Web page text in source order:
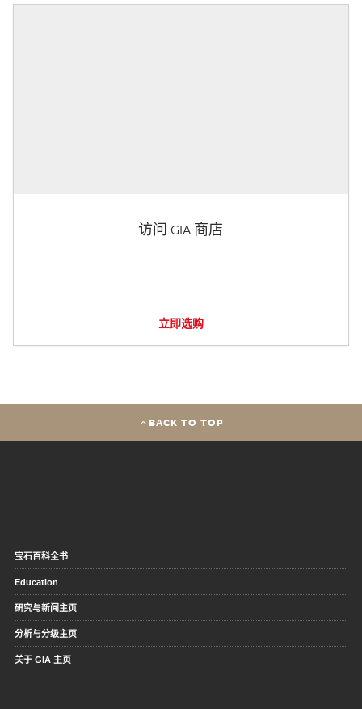
访问 GIA 商店
立即选购
BACK TO TOP
宝石百科全书
Education
研究与新闻主页
分析与分级主页
关于 GIA 主页